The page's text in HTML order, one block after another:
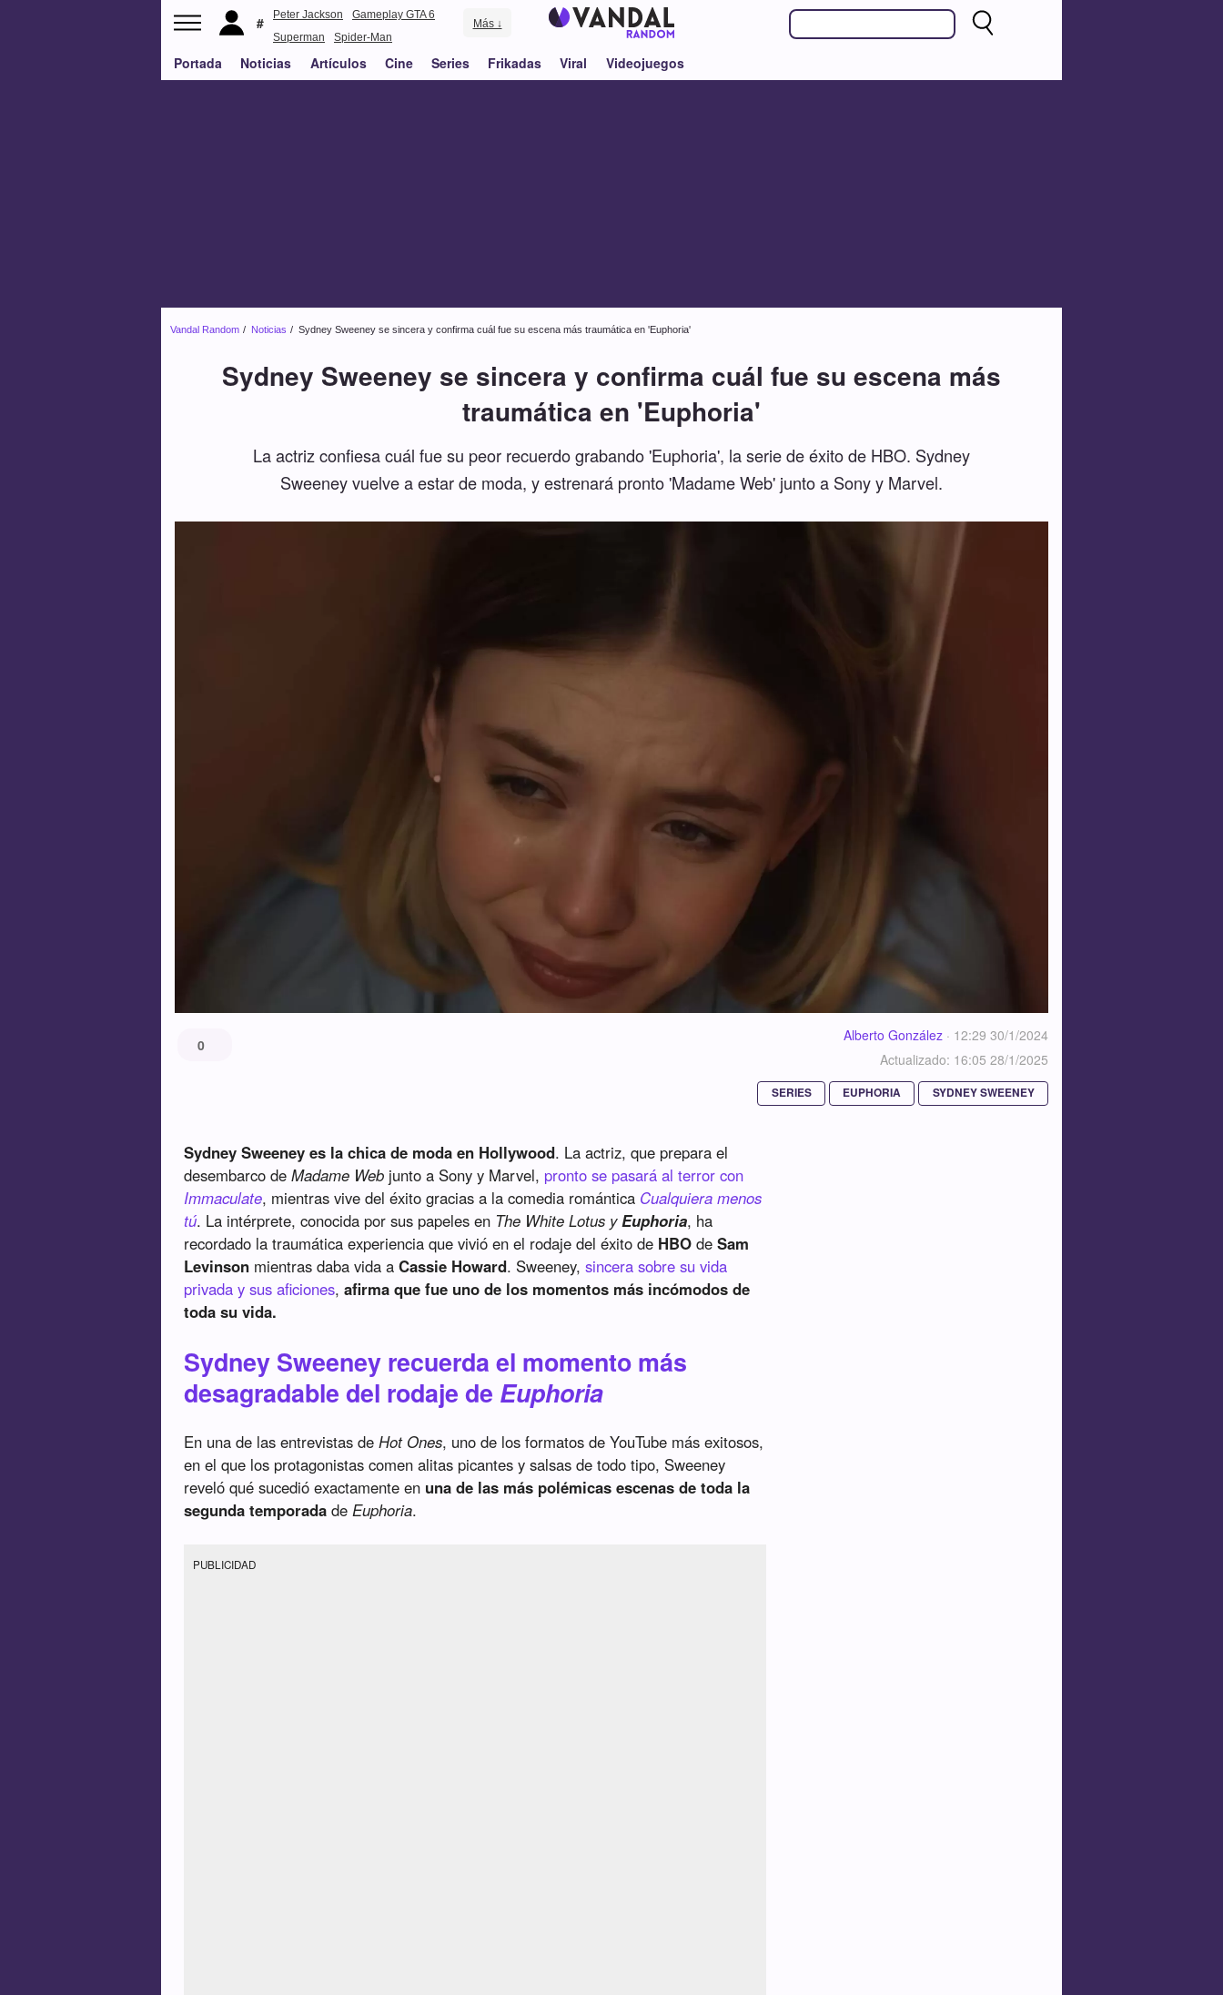
Peter Jackson
Gameplay GTA 6
Superman
Spider-Man
Más ↓
Portada Noticias Artículos Cine Series Frikadas Viral Videojuegos
Vandal Random Noticias Sydney Sweeney se sincera y confirma cuál fue su escena más traumática en 'Euphoria'
Sydney Sweeney se sincera y confirma cuál fue su escena más
traumática en 'Euphoria'
La actriz confiesa cuál fue su peor recuerdo grabando 'Euphoria', la serie de éxito de HBO. Sydney
Sweeney vuelve a estar de moda, y estrenará pronto 'Madame Web' junto a Sony y Marvel.
0
Alberto González · 12:29 30/1/2024
Actualizado: 16:05 28/1/2025
SERIES EUPHORIA SYDNEY SWEENEY
Sydney Sweeney es la chica de moda en Hollywood. La actriz, que prepara el
desembarco deMadame Web junto a Sony y Marvel, pronto se pasará al terror con
Immaculate, mientras vive del éxito gracias a la comedia romántica Cualquiera menos
tú. La intérprete, conocida por sus papeles en The White Lotus yEuphoria, ha
recordado la traumática experiencia que vivió en el rodaje del éxito de HBO deSam
Levinson mientras daba vida aCassie Howard. Sweeney,sincera sobre su vida
privada y sus aficiones,afirma que fue uno de los momentos más incómodos de
toda su vida.
Sydney Sweeney recuerda el momento más
desagradable del rodaje de Euphoria
En una de las entrevistas deHot Ones, uno de los formatos de YouTube más exitosos,
en el que los protagonistas comen alitas picantes y salsas de todo tipo, Sweeney
reveló qué sucedió exactamente en una de las más polémicas escenas de toda la
segunda temporada deEuphoria.
PUBLICIDAD